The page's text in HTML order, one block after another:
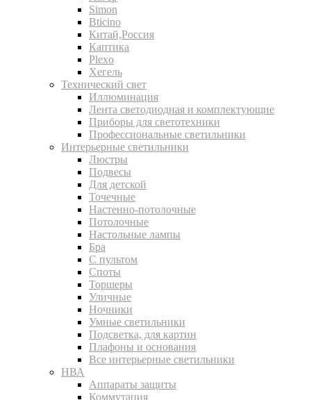
Simon
Bticino
Китай,Россия
Каптика
Plexo
Хегель
Технический свет
Иллюминация
Лента светодиодная и комплектующие
Приборы для светотехники
Профессиональные светильники
Интерьерные светильники
Люстры
Подвесы
Для детской
Точечные
Настенно-потолочные
Потолочные
Настольные лампы
Бра
С пультом
Споты
Торшеры
Уличные
Ночники
Умные светильники
Подсветка, для картин
Плафоны и основания
Все интерьерные светильники
НВА
Аппараты защиты
Коммутация